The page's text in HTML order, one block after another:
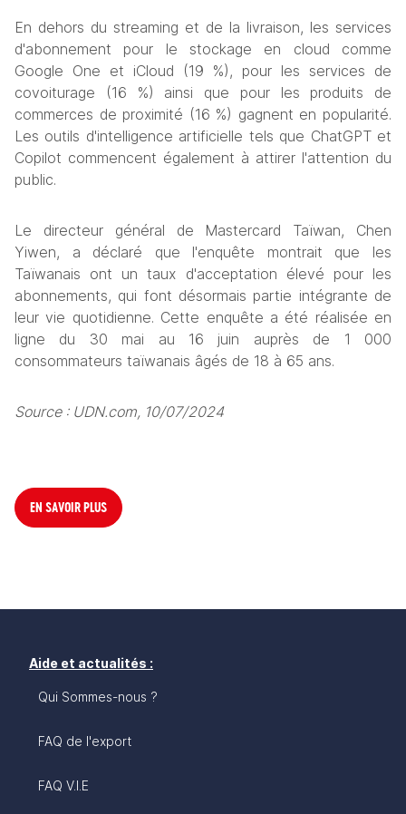
En dehors du streaming et de la livraison, les services
d'abonnement pour le stockage en cloud comme
Google One et iCloud (19 %), pour les services de
covoiturage (16 %) ainsi que pour les produits de
commerces de proximité (16 %) gagnent en popularité.
Les outils d'intelligence artificielle tels que ChatGPT et
Copilot commencent également à attirer l'attention du
public.
Le directeur général de Mastercard Taïwan, Chen
Yiwen, a déclaré que l'enquête montrait que les
Taïwanais ont un taux d'acceptation élevé pour les
abonnements, qui font désormais partie intégrante de
leur vie quotidienne. Cette enquête a été réalisée en
ligne du 30 mai au 16 juin auprès de 1 000
consommateurs taïwanais âgés de 18 à 65 ans.
Source : UDN.com, 10/07/2024
EN SAVOIR PLUS
Aide et actualités :
Qui Sommes-nous ?
FAQ de l'export
FAQ V.I.E